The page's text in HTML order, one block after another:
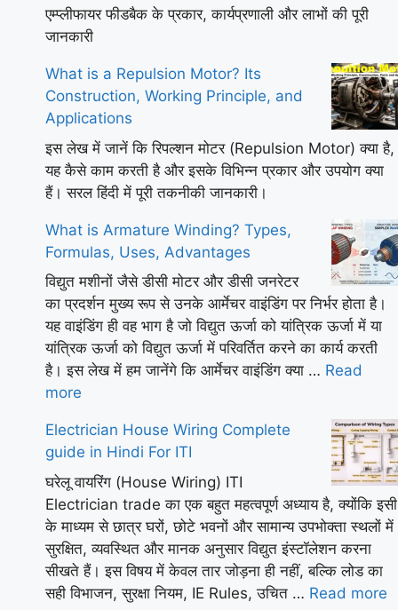
एम्प्लीफायर फीडबैक के प्रकार, कार्यप्रणाली और लाभों की पूरी
जानकारी
What is a Repulsion Motor? Its
Construction, Working Principle, and
Applications
इस लेख में जानें कि रिपल्शन मोटर (Repulsion Motor) क्या है,
यह कैसे काम करती है और इसके विभिन्न प्रकार और उपयोग क्या
हैं। सरल हिंदी में पूरी तकनीकी जानकारी।
What is Armature Winding? Types,
Formulas, Uses, Advantages
विद्युत मशीनों जैसे डीसी मोटर और डीसी जनरेटर
का प्रदर्शन मुख्य रूप से उनके आर्मेचर वाइंडिंग पर निर्भर होता है।
यह वाइंडिंग ही वह भाग है जो विद्युत ऊर्जा को यांत्रिक ऊर्जा में या
यांत्रिक ऊर्जा को विद्युत ऊर्जा में परिवर्तित करने का कार्य करती
है। इस लेख में हम जानेंगे कि आर्मेचर वाइंडिंग क्या … Read
more
Electrician House Wiring Complete
guide in Hindi For ITI
घरेलू वायरिंग (House Wiring) ITI
Electrician trade का एक बहुत महत्वपूर्ण अध्याय है, क्योंकि इसी
के माध्यम से छात्र घरों, छोटे भवनों और सामान्य उपभोक्ता स्थलों में
सुरक्षित, व्यवस्थित और मानक अनुसार विद्युत इंस्टॉलेशन करना
सीखते हैं। इस विषय में केवल तार जोड़ना ही नहीं, बल्कि लोड का
सही विभाजन, सुरक्षा नियम, IE Rules, उचित … Read more